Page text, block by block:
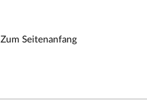
Zum Seitenanfang